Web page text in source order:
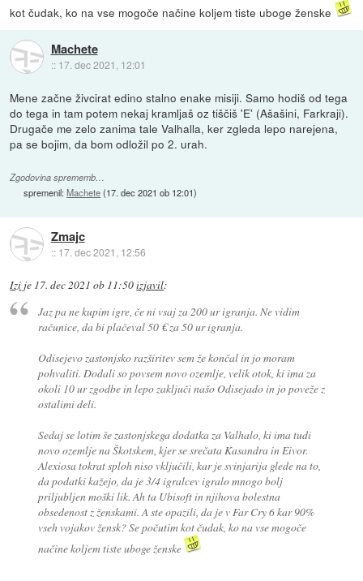
kot čudak, ko na vse mogoče načine koljem tiste uboge ženske
Machete
:: 17. dec 2021, 12:01
Mene začne živcirat edino stalno enake misiji. Samo hodiš od tega
do tega in tam potem nekaj kramljaš oz tiščiš 'E' (Ašašini, Farkraji).
Drugače me zelo zanima tale Valhalla, ker zgleda lepo narejena,
pa se bojim, da bom odložil po 2. urah.
Zgodovina sprememb…
spremenil:Machete(17. dec 2021 ob 12:01)
Zmajc
:: 17. dec 2021, 12:56
Izi je 17. dec 2021 ob 11:50izjavil:
Jaz pa ne kupim igre, če ni vsaj za 200 ur igranja. Ne vidim
računice, da bi plačeval 50 € za 50 ur igranja.
Odisejevo zastonjsko razširitev sem že končal in jo moram
pohvaliti. Dodali so povsem novo ozemlje, velik otok, ki ima za
okoli 10 ur zgodbe in lepo zaključi našo Odisejado in jo poveže z
ostalimi deli.
Sedaj se lotim še zastonjskega dodatka za Valhalo, ki ima tudi
novo ozemlje na Škotskem, kjer se srečata Kasandra in Eivor.
Alexiosa tokrat sploh niso vključili, kar je svinjarija glede na to,
da podatki kažejo, da je 3/4 igralcev igralo mnogo bolj
priljubljen moški lik. Ah ta Ubisoft in njihova bolestna
obsedenost z ženskami. A ste opazili, da je v Far Cry 6 kar 90%
vseh vojakov žensk? Se počutim kot čudak, ko na vse mogoče
načine koljem tiste uboge ženske